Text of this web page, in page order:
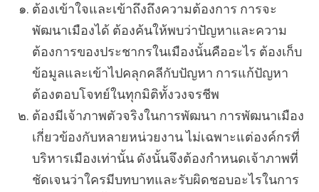
ต้องเข้าใจและเข้าถึงถึงความต้องการ การจะ
พัฒนาเมืองได้ ต้องค้นให้พบว่าปัญหาและความ
ต้องการของประชากรในเมืองนั้นคืออะไร ต้องเก็บ
ข้อมูลและเข้าไปคลุกคลีกับปัญหา การแก้ปัญหา
ต้องตอบโจทย์ในทุกมิติทั้งวงจรชีพ
ต้องมีเจ้าภาพตัวจริงในการพัฒนา การพัฒนาเมือง
เกี่ยวข้องกับหลายหน่วยงาน ไม่เฉพาะแต่องค์กรที่
บริหารเมืองเท่านั้น ดังนั้นจึงต้องกำหนดเจ้าภาพที่
ชัดเจนว่าใครมีบทบาทและรับผิดชอบอะไรในการ